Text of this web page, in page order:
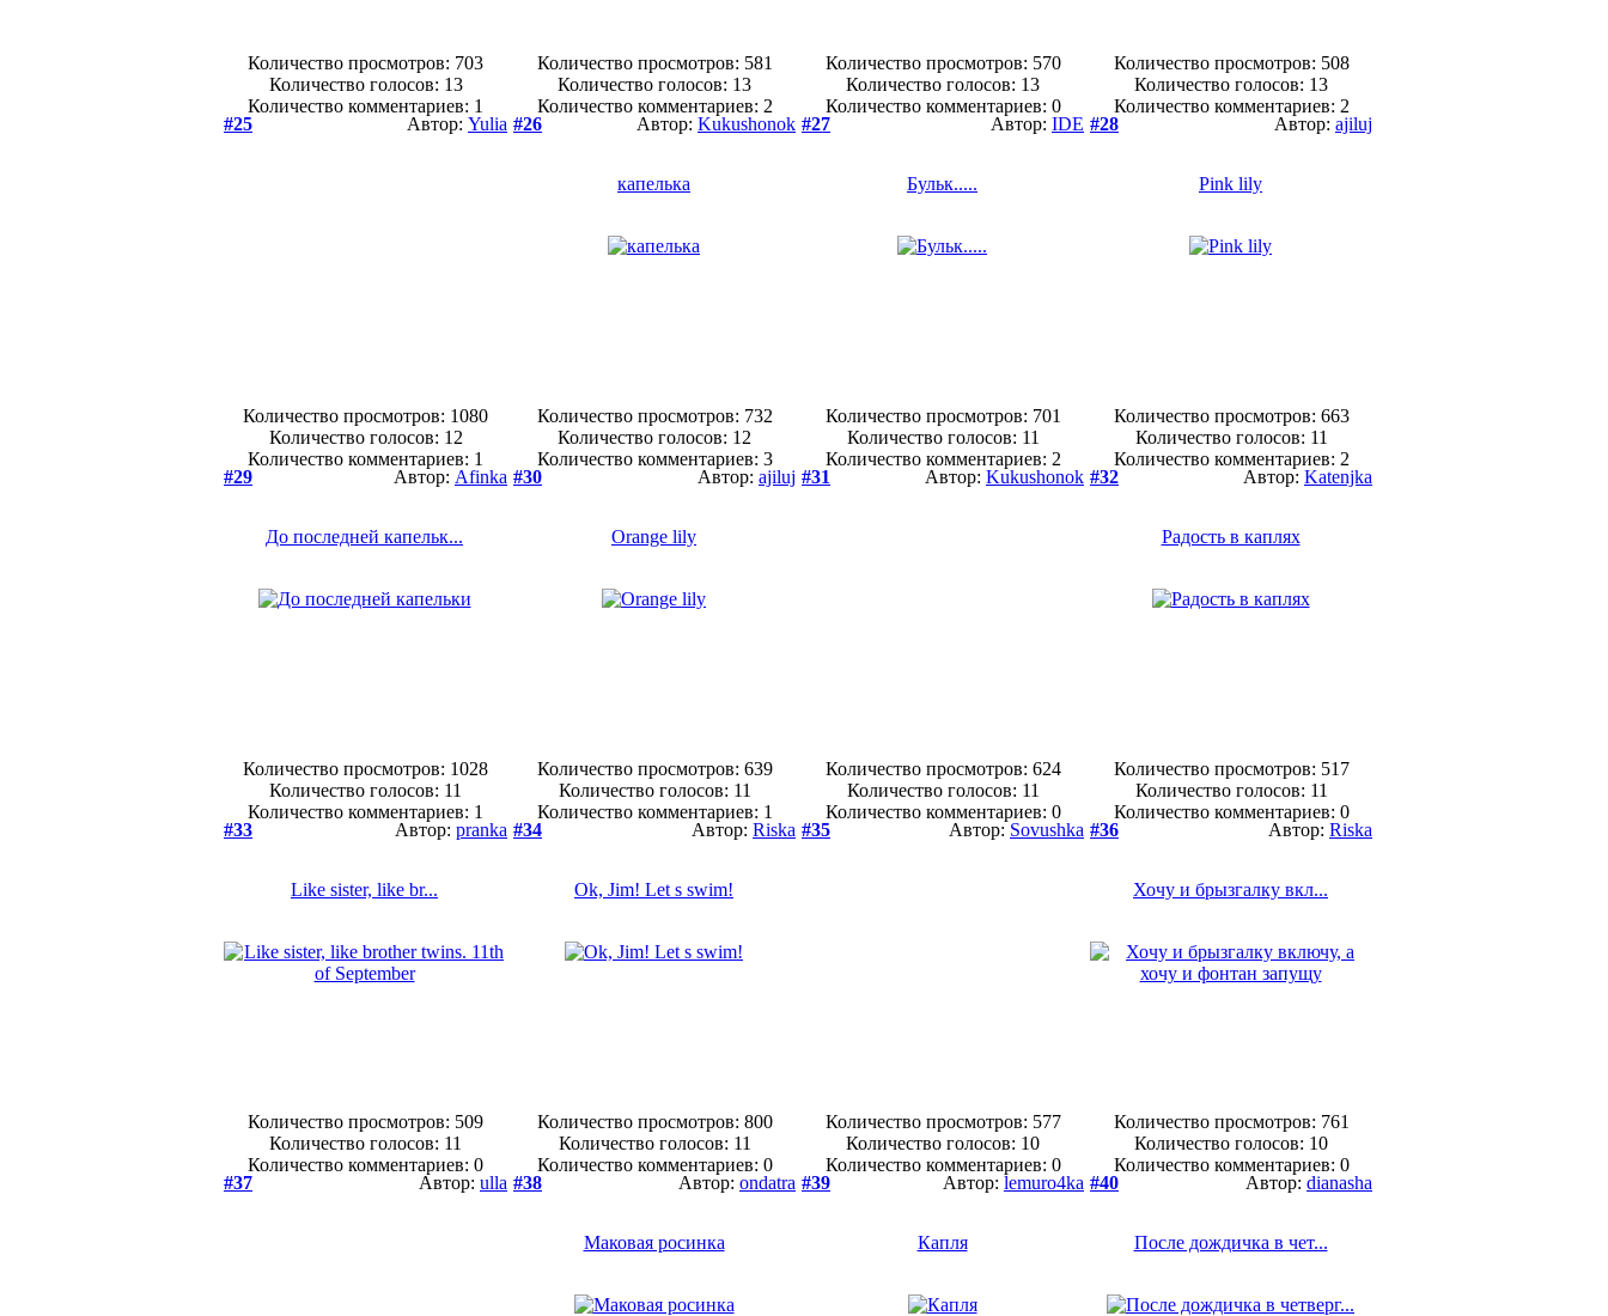
Количество просмотров: 703
Количество голосов: 13
Количество комментариев: 1
Количество просмотров: 581
Количество голосов: 13
Количество комментариев: 2
Количество просмотров: 570
Количество голосов: 13
Количество комментариев: 0
Количество просмотров: 508
Количество голосов: 13
Количество комментариев: 2
#25
Автор: Yulia
Количество просмотров: 1080
Количество голосов: 12
Количество комментариев: 1
#26 Автор: Kukushonok
капелька
Количество просмотров: 732
Количество голосов: 12
Количество комментариев: 3
#27 Автор: IDE
Бульк.....
Количество просмотров: 701
Количество голосов: 11
Количество комментариев: 2
#28 Автор: ajiluj
Pink lily
Количество просмотров: 663
Количество голосов: 11
Количество комментариев: 2
#29
Автор: Afinka
До последней капельк...
Количество просмотров: 1028
Количество голосов: 11
Количество комментариев: 1
#30 Автор: ajiluj
Orange lily
Количество просмотров: 639
Количество голосов: 11
Количество комментариев: 1
#31 Автор: Kukushonok
Количество просмотров: 624
Количество голосов: 11
Количество комментариев: 0
#32 Автор: Katenjka
Радость в каплях
Количество просмотров: 517
Количество голосов: 11
Количество комментариев: 0
#33
Автор: pranka
Like sister, like br...
Количество просмотров: 509
Количество голосов: 11
Количество комментариев: 0
#34 Автор: Riska
Ok, Jim! Let s swim!
Количество просмотров: 800
Количество голосов: 11
Количество комментариев: 0
#35 Автор: Sovushka
Количество просмотров: 577
Количество голосов: 10
Количество комментариев: 0
#36 Автор: Riska
Хочу и брызгалку вкл...
Количество просмотров: 761
Количество голосов: 10
Количество комментариев: 0
#37
Автор: ulla #38 Автор: ondatra
Маковая росинка
#39 Автор: lemuro4ka
Капля
#40 Автор: dianasha
После дождичка в чет...